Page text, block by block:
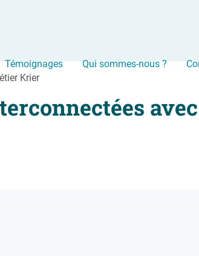
Témoignages Qui sommes-nous ?
Krier